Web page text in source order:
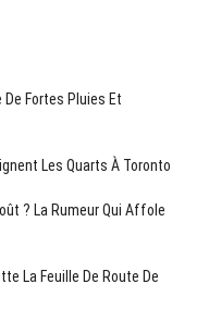
De Fortes Pluies Et
Les Quarts À Toronto
? La Rumeur Qui Affole
La Feuille De Route De